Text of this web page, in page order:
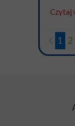
Czytaj
1 2